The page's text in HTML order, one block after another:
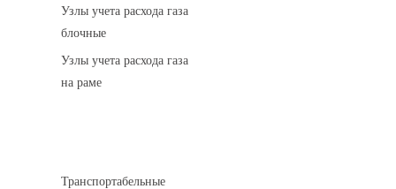
Узлы учета расхода газа
блочные
Узлы учета расхода газа
на раме
Транспортабельные